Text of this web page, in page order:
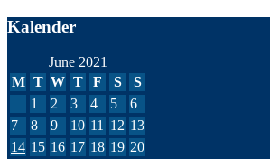
Kalender
June 2021
M T W T F S
S
1
2 3 4 5
6
7
8 9 10 11 12 13
14 15 16 17 18 19 20